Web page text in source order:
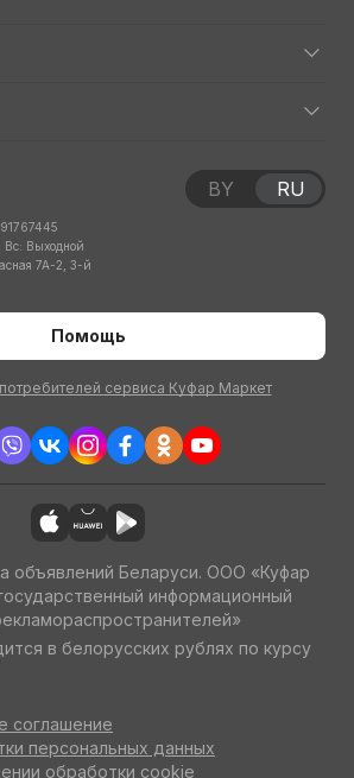
Выходной
7А-2, 3-й
Помощь
сервиса Куфар Маркет
BY RU
объявлений Беларуси. ООО «Куфар
информационный
в белорусских рублях по курсу
соглашение
персональных данных
обработки cookie